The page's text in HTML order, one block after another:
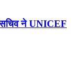
सचिव ने UNICEF